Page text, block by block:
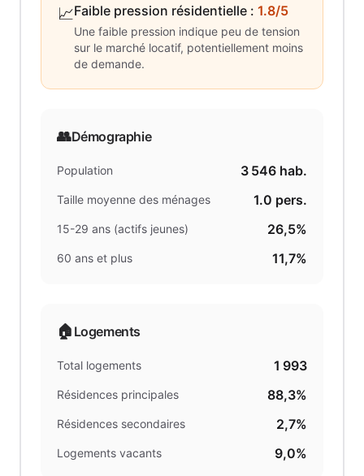
📈Faible pression résidentielle : 1.8/5
Une faible pression indique peu de tension
sur le marché locatif, potentiellement moins
de demande.
👥Démographie
Population 3 546 hab.
Taille moyenne des ménages 1.0 pers.
15-29 ans (actifs jeunes) 26,5%
60 ans et plus 11,7%
🏠 Logements
Total logements 1 993
Résidences principales 88,3%
Résidences secondaires 2,7%
Logements vacants 9,0%